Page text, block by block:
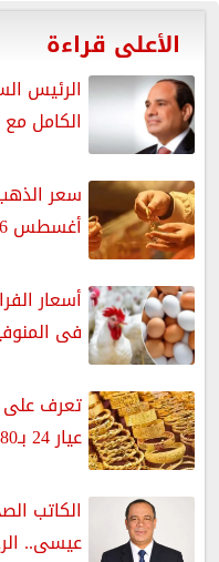
الأعلى قراءة
الرئيس
الكامل
أغسطس 2026
فى
تعرف على
عيار 24 بـ6480 جنيها
الكاتب
عيسى..